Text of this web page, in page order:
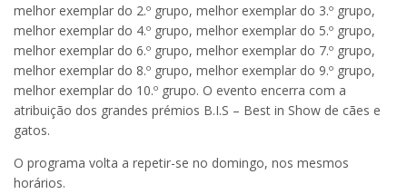
melhor exemplar do 2.º grupo, melhor exemplar do 3.º grupo,
melhor exemplar do 4.º grupo, melhor exemplar do 5.º grupo,
melhor exemplar do 6.º grupo, melhor exemplar do 7.º grupo,
melhor exemplar do 8.º grupo, melhor exemplar do 9.º grupo,
melhor exemplar do 10.º grupo. O evento encerra com a
atribuição dos grandes prémios B.I.S – Best in Show de cães e
gatos.
O programa volta a repetir-se no domingo, nos mesmos
horários.